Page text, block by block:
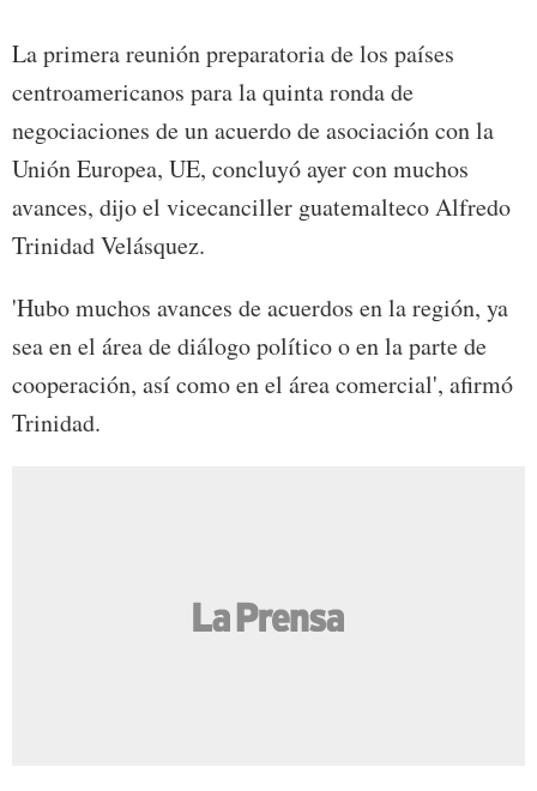
La primera reunión preparatoria de los países
centroamericanos para la quinta ronda de
negociaciones de un acuerdo de asociación con la
Unión Europea, UE, concluyó ayer con muchos
avances, dijo el vicecanciller guatemalteco Alfredo
Trinidad Velásquez.
'Hubo muchos avances de acuerdos en la región, ya
sea en el área de diálogo político o en la parte de
cooperación, así como en el área comercial', afirmó
Trinidad.